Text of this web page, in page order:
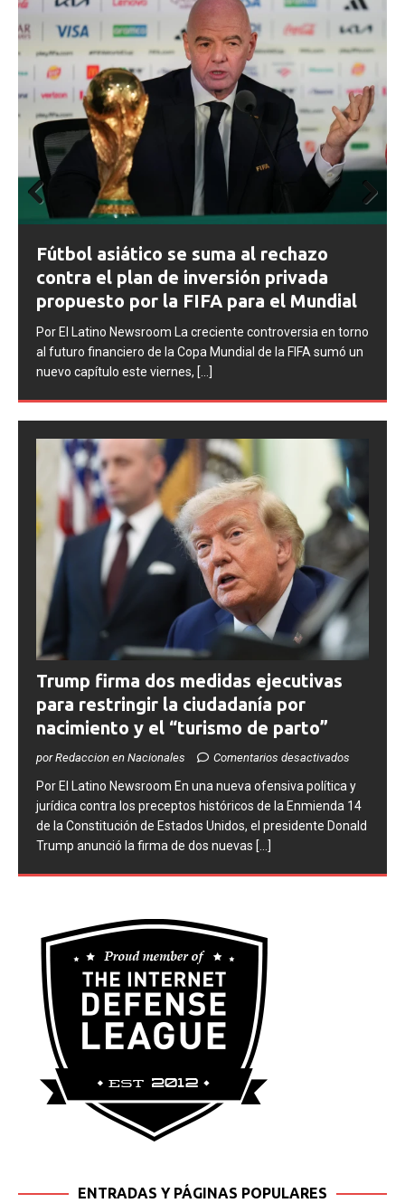
FIFA abre expedientes disciplinarios
contra Argentina tras los incidentes en
la final del Mundial 2026
Por El Latino Newsroom La FIFA inició una serie de
procesos disciplinarios contra la Asociación del Fútbol
Argentino (AFA), cuatro integrantes de la selección
argentina
Prev
Trump firma dos medidas ejecutivas
para restringir la ciudadanía por
nacimiento y el “turismo de parto”
por Redaccion en Nacionales Comentarios desactivados
​Por El Latino Newsroom ​En una nueva ofensiva política y
jurídica contra los preceptos históricos de la Enmienda 14
de la Constitución de Estados Unidos, el presidente Donald
Trump anunció la firma de dos nuevas [...]
ENTRADAS Y PÁGINAS POPULARES